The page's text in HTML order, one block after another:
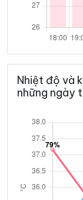
Nhiệt độ và
những ngày